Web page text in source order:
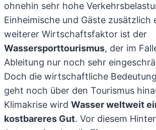
ohnehin sehr hohe
Einheimische und Gäste zusätzlich
weiterer Wirtschaftsfaktor ist der
Wassersporttourismus, der im
Ableitung nur noch sehr
Doch die wirtschaftliche
geht noch über den Tourismus
Klimakrise wird Wasser weltweit
kostbareres Gut. Vor diesem